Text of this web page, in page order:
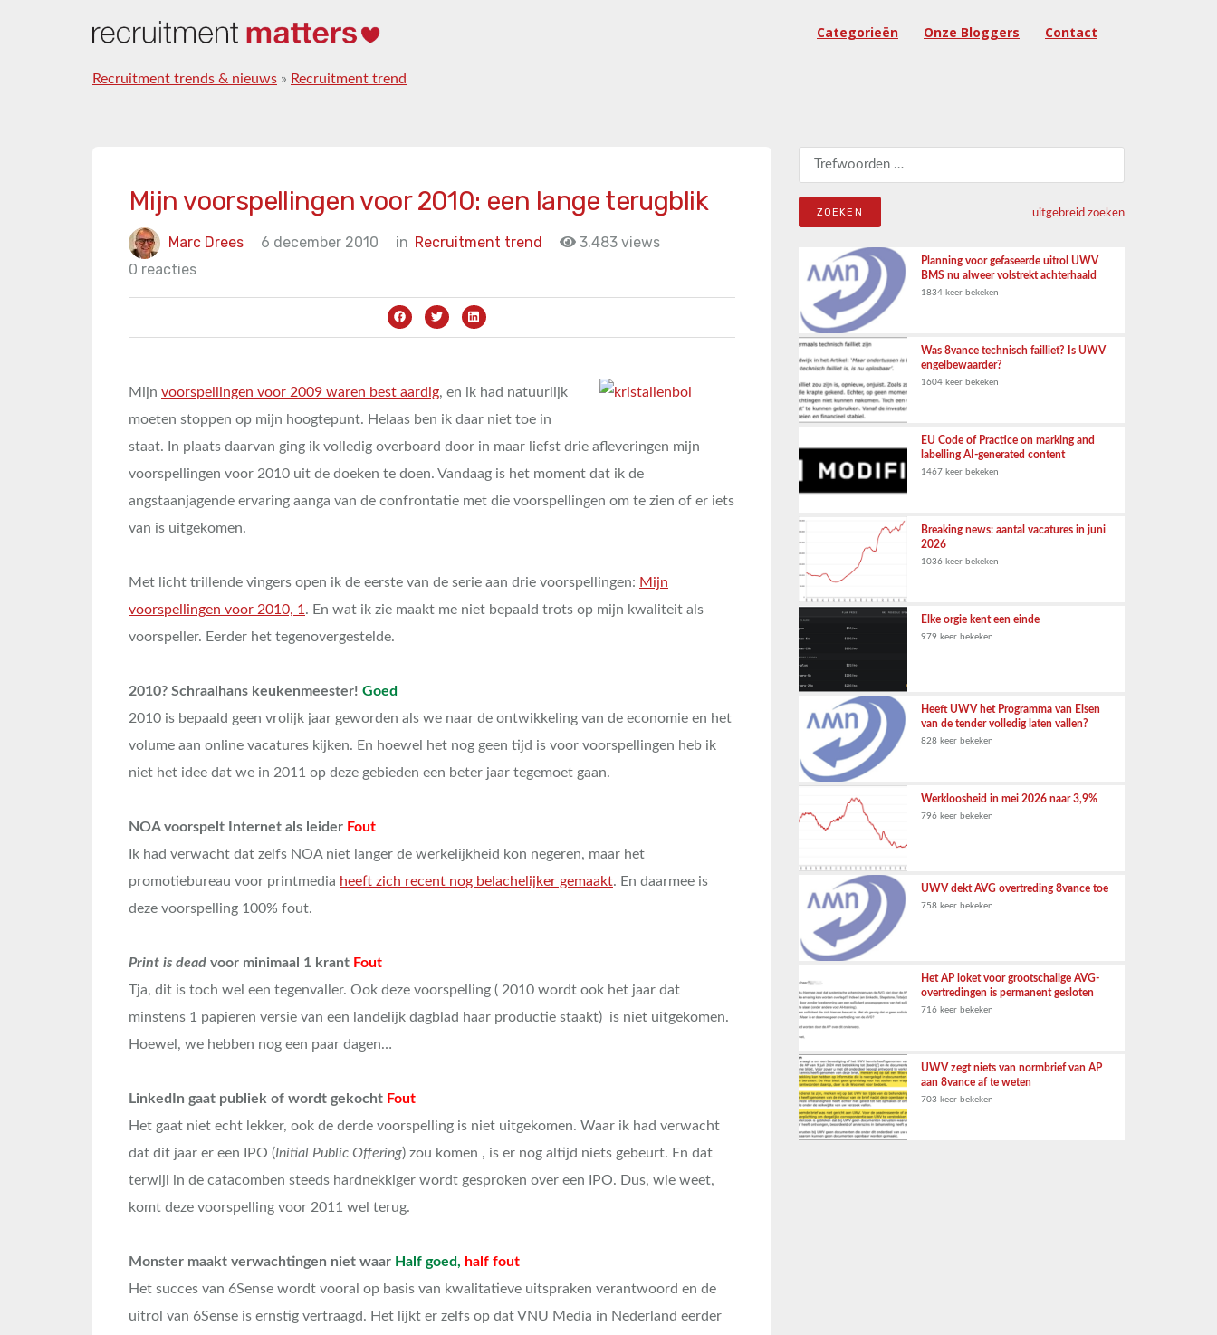
Categorieën Onze Bloggers Contact
Recruitment trends & nieuws » Recruitment trend
Mijn voorspellingen voor 2010: een lange terugblik
Marc Drees 6 december 2010 in Recruitment trend
3.483 views
0 reacties
Mijn voorspellingen voor 2009 waren best aardig, en ik had natuurlijk
moeten stoppen op mijn hoogtepunt. Helaas ben ik daar niet toe in
staat. In plaats daarvan ging ik volledig overboard door in maar liefst drie afleveringen mijn
voorspellingen voor 2010 uit de doeken te doen. Vandaag is het moment dat ik de
angstaanjagende ervaring aanga van de confrontatie met die voorspellingen om te zien of er iets
van is uitgekomen.
Met licht trillende vingers open ik de eerste van de serie aan drie voorspellingen: Mijn
voorspellingen voor 2010, 1 . En wat ik zie maakt me niet bepaald trots op mijn kwaliteit als
voorspeller. Eerder het tegenovergestelde.
2010? Schraalhans keukenmeester! Goed
2010 is bepaald geen vrolijk jaar geworden als we naar de ontwikkeling van de economie en het
volume aan online vacatures kijken. En hoewel het nog geen tijd is voor voorspellingen heb ik
niet het idee dat we in 2011 op deze gebieden een beter jaar tegemoet gaan.
NOA voorspelt Internet als leider Fout
Ik had verwacht dat zelfs NOA niet langer de werkelijkheid kon negeren, maar het
promotiebureau voor printmedia heeft zich recent nog belachelijker gemaakt. En daarmee is
deze voorspelling 100% fout.
Print is dead voor minimaal 1 krant Fout
Tja, dit is toch wel een tegenvaller. Ook deze voorspelling ( 2010 wordt ook het jaar dat
minstens 1 papieren versie van een landelijk dagblad haar productie staakt) is niet uitgekomen.
Hoewel, we hebben nog een paar dagen…
LinkedIn gaat publiek of wordt gekocht Fout
Het gaat niet echt lekker, ook de derde voorspelling is niet uitgekomen. Waar ik had verwacht
dat dit jaar er een IPO (Initial Public Offering) zou komen , is er nog altijd niets gebeurt. En dat
terwijl in de catacomben steeds hardnekkiger wordt gesproken over een IPO. Dus, wie weet,
komt deze voorspelling voor 2011 wel terug.
Monster maakt verwachtingen niet waar Half goed, half fout
Het succes van 6Sense wordt vooral op basis van kwalitatieve uitspraken verantwoord en de
uitrol van 6Sense is ernstig vertraagd. Het lijkt er zelfs op dat VNU Media in Nederland eerder
Zoeken naar:
uitgebreid zoeken
Planning voor gefaseerde uitrol UWV
BMS nu alweer volstrekt achterhaald
1834 keer bekeken
Was 8vance technisch failliet? Is UWV
engelbewaarder?
1604 keer bekeken
EU Code of Practice on marking and
labelling AI-generated content
1467 keer bekeken
Breaking news: aantal vacatures in juni
2026
1036 keer bekeken
Elke orgie kent een einde
979 keer bekeken
Heeft UWV het Programma van Eisen
van de tender volledig laten vallen?
828 keer bekeken
Werkloosheid in mei 2026 naar 3,9%
796 keer bekeken
UWV dekt AVG overtreding 8vance toe
758 keer bekeken
Het AP loket voor grootschalige AVG-
overtredingen is permanent gesloten
716 keer bekeken
UWV zegt niets van normbrief van AP
aan 8vance af te weten
703 keer bekeken